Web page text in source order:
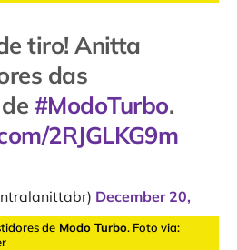
tiro! Anitta
das
#ModoTurbo.
2RJGLKG9m
December 20,
deModo Turbo. Foto via: